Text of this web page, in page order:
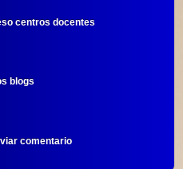
centros docentes
blogs
comentario